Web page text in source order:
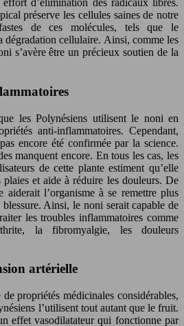
d’élimination des radicaux libres.
préserve les cellules saines de notre
de ces molécules, tels que le
dégradation cellulaire. Ainsi, comme les
s’avère être un précieux soutien de la
les Polynésiens utilisent le noni en
anti-inflammatoires. Cependant,
encore été confirmée par la science.
manquent encore. En tous les cas, les
de cette plante estiment qu’elle
et aide à réduire les douleurs. De
aiderait l’organisme à se remettre plus
Ainsi, le noni serait capable de
les troubles inflammatoires comme
la fibromyalgie, les douleurs
artérielle
propriétés médicinales considérables,
l’utilisent tout autant que le fruit.
effet vasodilatateur qui fonctionne par